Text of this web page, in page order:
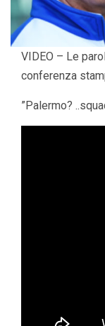
VIDEO – Le
conferenza
”Palermo?